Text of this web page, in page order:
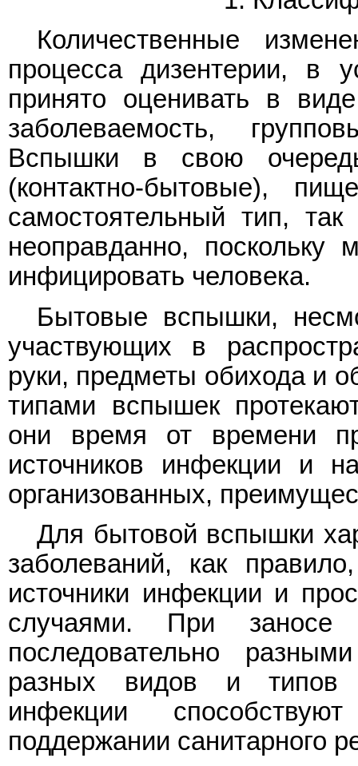
Количественные
процесса дизентерии, в
принято оценивать в
заболеваемость,
Вспышки в свою
(контактно-бытовые),
самостоятельный тип,
неоправданно,
инфицировать человека.
Бытовые вспышки,
участвующих в
руки, предметы обихода и
типами вспышек
они время от времени
источников инфекции и
организованных,
Для бытовой вспышки
заболеваний, как
источники инфекции и
случаями. При заносе
последовательно
разных видов и типов
инфекции
поддержании санитарного